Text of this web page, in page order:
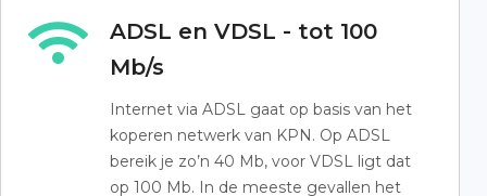
ADSL en VDSL - tot 100
Mb/s
Internet via ADSL gaat op basis van het
koperen netwerk van KPN. Op ADSL
bereik je zo’n 40 Mb, voor VDSL ligt dat
op 100 Mb. In de meeste gevallen het